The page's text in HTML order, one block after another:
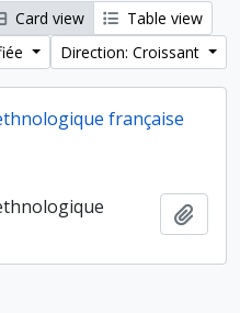
Card view
Table view
Direction: Croissant
française